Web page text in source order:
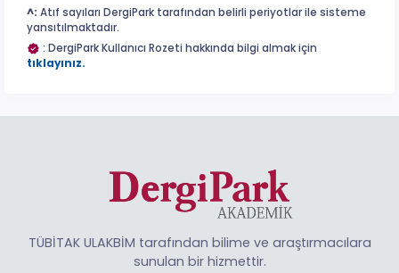
^: Atıf sayıları DergiPark tarafından belirli periyotlar ile sisteme
yansıtılmaktadır.
: DergiPark Kullanıcı Rozeti hakkında bilgi almak için
tıklayınız.
TÜBİTAK ULAKBİM tarafından bilime ve araştırmacılara
sunulan bir hizmettir.